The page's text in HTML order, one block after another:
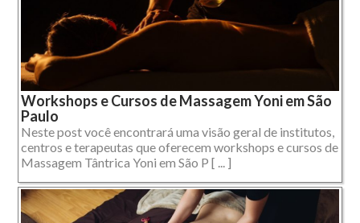
Workshops e Cursos de Massagem Yoni em São
Paulo
Neste post você encontrará uma visão geral de institutos,
centros e terapeutas que oferecem workshops e cursos de
Massagem Tântrica Yoni em São P [ ... ]